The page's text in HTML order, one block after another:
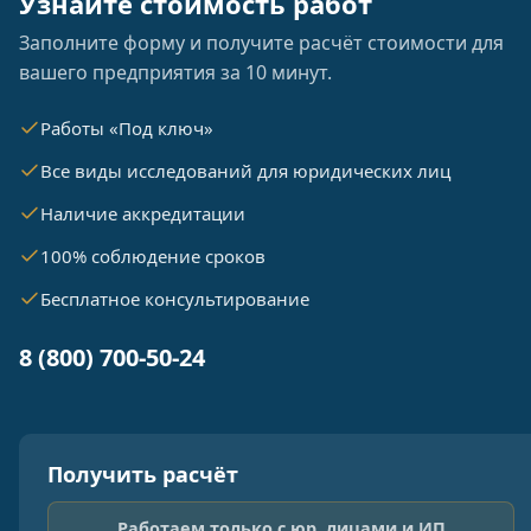
Заполните форму и получите расчёт стоимости для
вашего предприятия за 10 минут.
Работы «Под ключ»
Все виды исследований для юридических лиц
Наличие аккредитации
100% соблюдение сроков
Бесплатное консультирование
8 (800) 700-50-24
Получить расчёт